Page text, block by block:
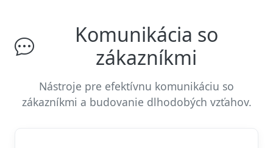
Komunikácia so
zákazníkmi
Nástroje pre efektívnu komunikáciu so
zákazníkmi a budovanie dlhodobých vzťahov.